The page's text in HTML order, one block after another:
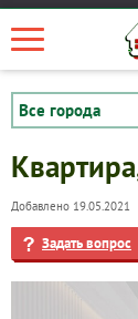
Добавлено 19.05.2021
Задать вопрос